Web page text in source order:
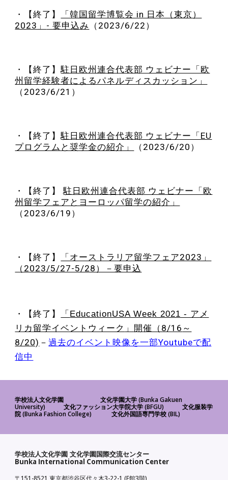
・ 【終了】
「韓国留学博覧会 in 日本（東京）
2023」 - 要申込み （2023/6/22）
・ 【終了】駐日欧州連合代表部 ウェビナー「欧
州留学経験者によるパネルディスカッション」
（2023/6/21）
・ 【終了】駐日欧州連合代表部 ウェビナー「EU
プログラムと奨学金の紹介」
（2023/6/20）
・ 【終了】
駐日欧州連合代表部 ウェビナー「欧
州留学フェアとヨーロッパ留学の紹介」
（2023/6/19）
・【終了】
「オーストラリア留学フェア2023」
（2023/5/27-5/28）－要申込
・【終了】 「 EducationUSA Week 2021 - アメ
リカ留学イベントウィーク 」 開催（8/16 ～
8/20) －過去のイベント映像を一部Youtubeで配
信中
学校法人文化学園 文化学園大学(Bunka Gakuen
University)
文化ファッション大学院大学(BFGU)
文化服装学
院(Bunka Fashion College) 文化外国語専門学校(BIL)
学校法人文化学園 文化学園国際交流センター
Bunka International Communication Center
〒151-8521 東京都渋谷区代々木3-22-1 (F館3階)